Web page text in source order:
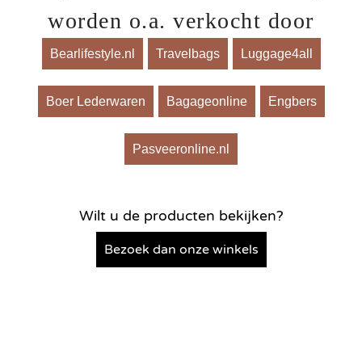
worden o.a. verkocht door
Bearlifestyle.nl Travelbags Luggage4all
Boer Lederwaren Bagageonline Engbers
Pasveeronline.nl
Wilt u de producten bekijken?
Bezoek dan onze winkels